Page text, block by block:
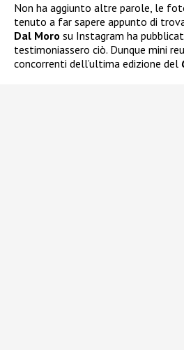
Non ha aggiunto altre parole, le
tenuto a far sapere appunto di
Dal Moro su Instagram ha
testimoniassero ciò. Dunque mini
concorrenti dell’ultima edizione del